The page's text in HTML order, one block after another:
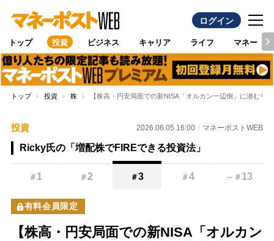
ログイン
トップ 投資 ビジネス キャリア ライフ マネー
トップ 投資 株 【株高・円安局面での新NISA「オルカン一辺倒」に潜むリ
投資 2026.06.05 16:00 マネーポストWEB
Ricky氏の「増配株でFIREできる投資法」
＃ 1 ＃2 ＃3 ＃4 ～ ＃ 13
有料会員限定
【株高・円安局面での新NISA「オルカン